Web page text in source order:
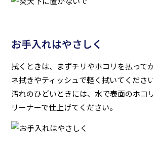
お手入れはやさしく
拭くときは、まずチリやホコリを払って
ネ拭きやティッシュで軽く拭いてください
汚れのひどいときには、水で表面のホコ
リーナーで仕上げてください。